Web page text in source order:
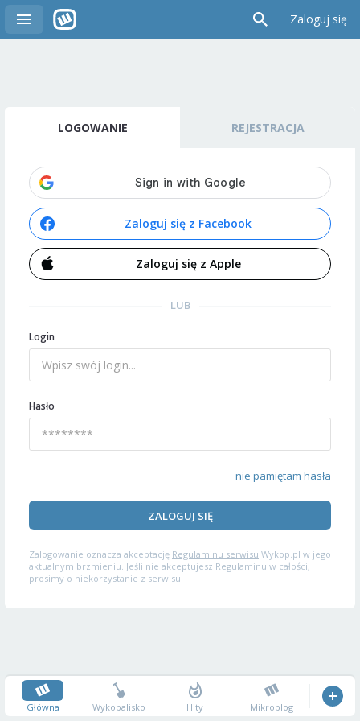
Zaloguj się
LOGOWANIE REJESTRACJA
Zaloguj się z Facebook
Zaloguj się z Apple
LUB
Login
Hasło
nie pamiętam hasła
ZALOGUJ SIĘ
Zalogowanie oznacza akceptację Regulaminu serwisu Wykop.pl w jego
aktualnym brzmieniu. Jeśli nie akceptujesz Regulaminu w całości,
prosimy o niekorzystanie z serwisu.
Główna Wykopalisko Hity Mikroblog